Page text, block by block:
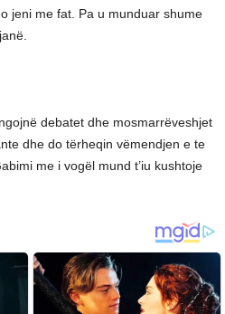
jeni me fat. Pa u munduar shume
debatet dhe mosmarrëveshjet
dhe do tërheqin vëmendjen e te
me i vogël mund t’iu kushtoje